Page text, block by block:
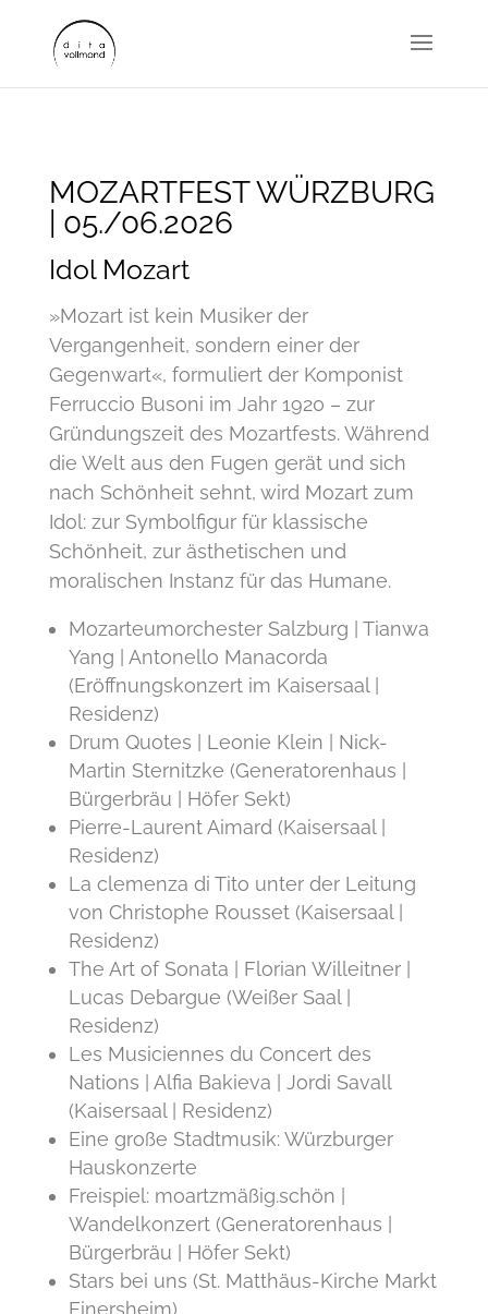
MOZARTFEST WÜRZBURG
| 05./06.2026
Idol Mozart
»Mozart ist kein Musiker der
Vergangenheit, sondern einer der
Gegenwart«, formuliert der Komponist
Ferruccio Busoni im Jahr 1920 – zur
Gründungszeit des Mozartfests. Während
die Welt aus den Fugen gerät und sich
nach Schönheit sehnt, wird Mozart zum
Idol: zur Symbolfigur für klassische
Schönheit, zur ästhetischen und
moralischen Instanz für das Humane.
Mozarteumorchester Salzburg | Tianwa
Yang | Antonello Manacorda
(Eröffnungskonzert im Kaisersaal |
Residenz)
Drum Quotes | Leonie Klein | Nick-
Martin Sternitzke (Generatorenhaus |
Bürgerbräu | Höfer Sekt)
Pierre-Laurent Aimard (Kaisersaal |
Residenz)
La clemenza di Tito unter der Leitung
von Christophe Rousset (Kaisersaal |
Residenz)
The Art of Sonata | Florian Willeitner |
Lucas Debargue (Weißer Saal |
Residenz)
Les Musiciennes du Concert des
Nations | Alfia Bakieva | Jordi Savall
(Kaisersaal | Residenz)
Eine große Stadtmusik: Würzburger
Hauskonzerte
Freispiel: moartzmäßig.schön |
Wandelkonzert (Generatorenhaus |
Bürgerbräu | Höfer Sekt)
Stars bei uns (St. Matthäus-Kirche Markt
Einersheim)